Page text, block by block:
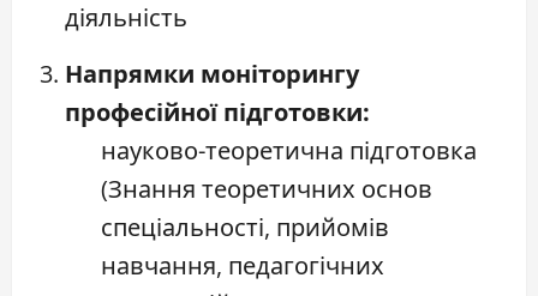
діяльність
Напрямки моніторингу
професійної підготовки:
науково-теоретична підготовка
(Знання теоретичних основ
спеціальності, прийомів
навчання, педагогічних